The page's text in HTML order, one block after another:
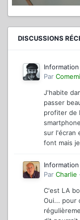
DISCUSSIONS
Par
J'habite
passer
profiter de
sur l'écran
font mais
Par Charlie ·
C'est LA
Oui... pour